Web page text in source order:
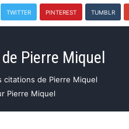
TWITTER PINTEREST TUMBLR
Pierre Miquel
de Pierre Miquel
Pierre Miquel